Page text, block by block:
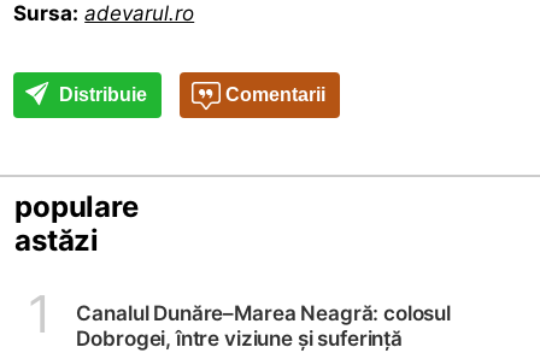
Sursa: adevarul.ro
Distribuie Comentarii
populare
astăzi
1
Canalul Dunăre–Marea Neagră: colosul
Dobrogei, între viziune și suferință